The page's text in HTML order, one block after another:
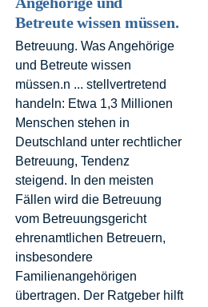
Förderer
Kontakt
Suche
nach:
Betreute wissen müssen.
Betreuung. Was Angehörige
und Betreute wissen
müssen.n ... stellvertretend
handeln: Etwa 1,3 Millionen
Menschen stehen in
Deutschland unter rechtlicher
Betreuung, Tendenz
steigend. In den meisten
Fällen wird die Betreuung
vom Betreuungsgericht
ehrenamtlichen Betreuern,
insbesondere
Familienangehörigen
übertragen. Der Ratgeber hilft